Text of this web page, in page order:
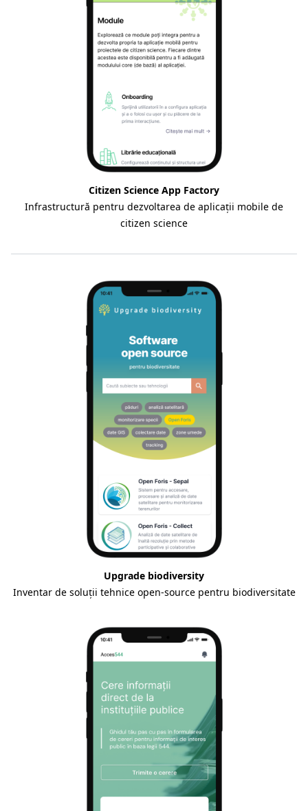
Citizen Science App Factory
Infrastructură pentru dezvoltarea de aplicații mobile de
citizen science
Upgrade biodiversity
Inventar de soluții tehnice open-source pentru biodiversitate